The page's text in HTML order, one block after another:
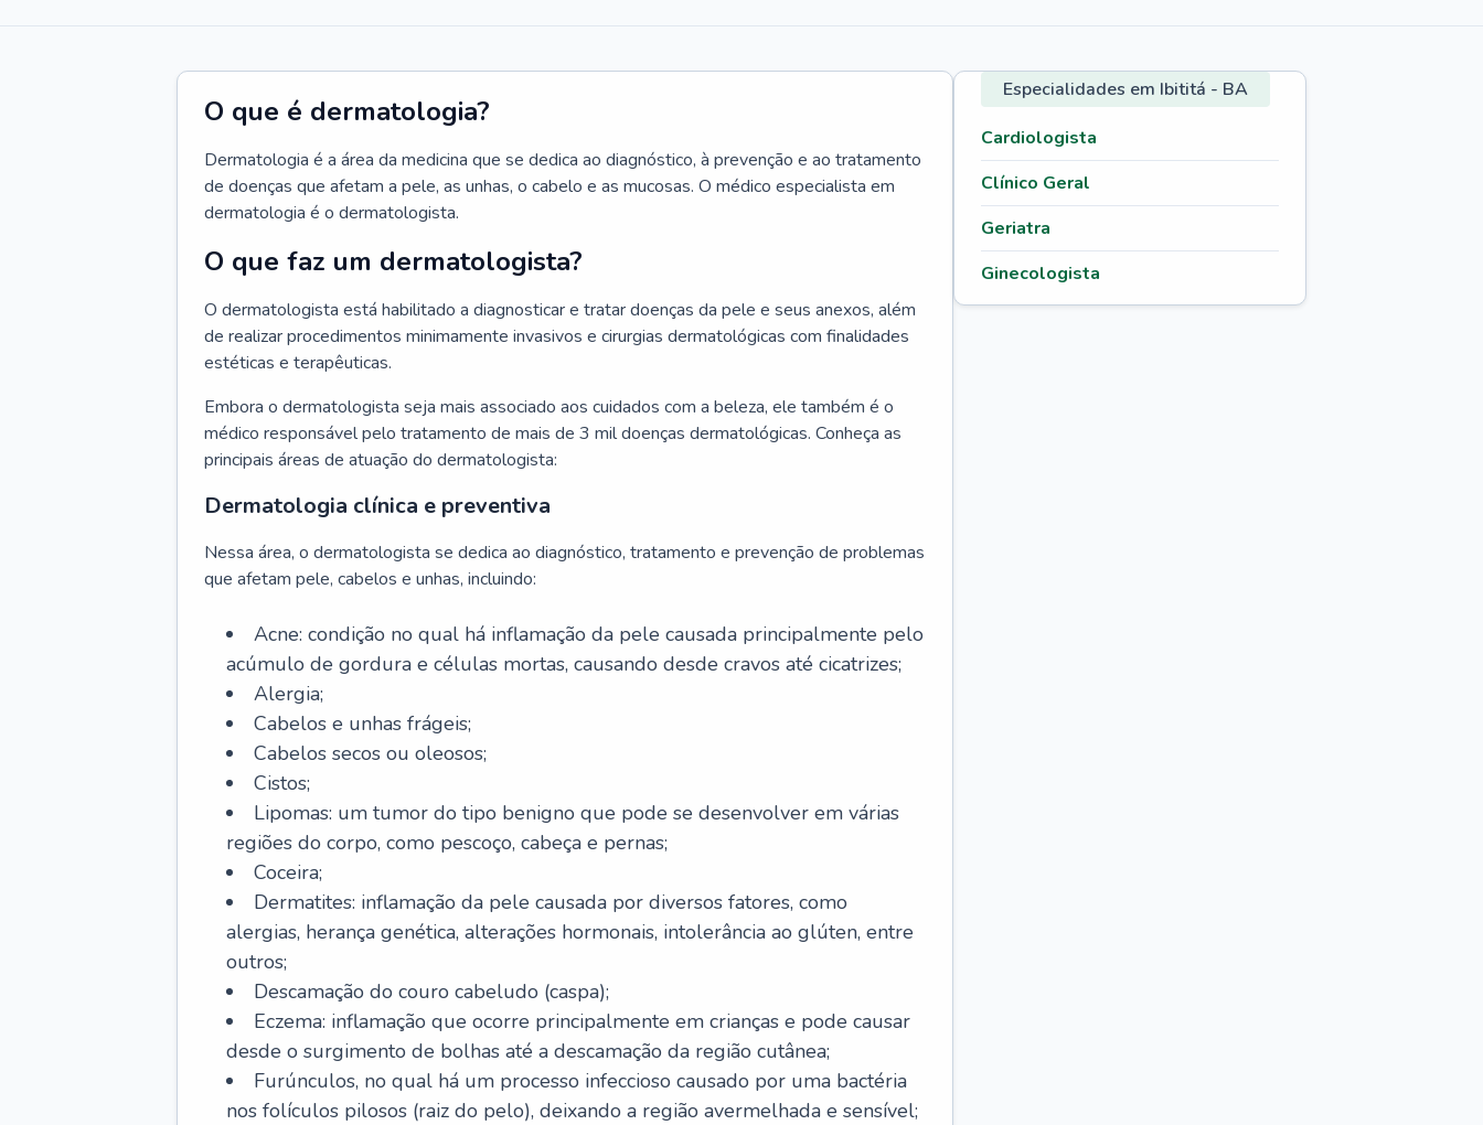
O que é dermatologia?
Dermatologia é a área da medicina que se dedica ao diagnóstico, à prevenção e ao tratamento
de doenças que afetam a pele, as unhas, o cabelo e as mucosas. O médico especialista em
dermatologia é o dermatologista.
O que faz um dermatologista?
O dermatologista está habilitado a diagnosticar e tratar doenças da pele e seus anexos, além
de realizar procedimentos minimamente invasivos e cirurgias dermatológicas com finalidades
estéticas e terapêuticas.
Embora o dermatologista seja mais associado aos cuidados com a beleza, ele também é o
médico responsável pelo tratamento de mais de 3 mil doenças dermatológicas. Conheça as
principais áreas de atuação do dermatologista:
Dermatologia clínica e preventiva
Nessa área, o dermatologista se dedica ao diagnóstico, tratamento e prevenção de problemas
que afetam pele, cabelos e unhas, incluindo:
Acne: condição no qual há inflamação da pele causada principalmente pelo
acúmulo de gordura e células mortas, causando desde cravos até cicatrizes;
Alergia;
Cabelos e unhas frágeis;
Cabelos secos ou oleosos;
Cistos;
Lipomas: um tumor do tipo benigno que pode se desenvolver em várias
regiões do corpo, como pescoço, cabeça e pernas;
Coceira;
Dermatites: inflamação da pele causada por diversos fatores, como
alergias, herança genética, alterações hormonais, intolerância ao glúten, entre
outros;
Descamação do couro cabeludo (caspa);
Eczema: inflamação que ocorre principalmente em crianças e pode causar
desde o surgimento de bolhas até a descamação da região cutânea;
Furúnculos, no qual há um processo infeccioso causado por uma bactéria
nos folículos pilosos (raiz do pelo), deixando a região avermelhada e sensível;
Especialidades em Ibititá - BA
Cardiologista
Clínico Geral
Geriatra
Ginecologista